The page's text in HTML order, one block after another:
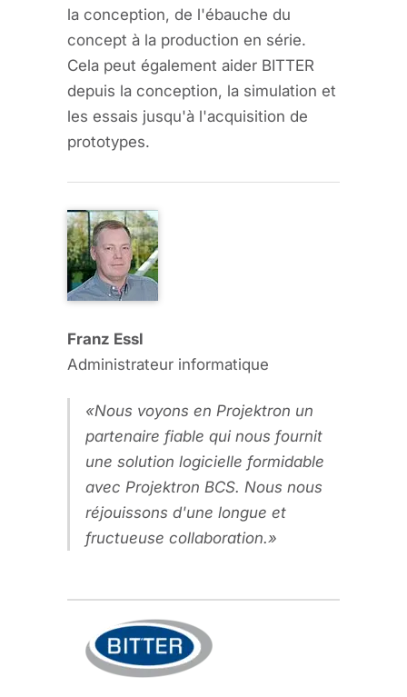
la conception, de l'ébauche du
concept à la production en série.
Cela peut également aider BITTER
depuis la conception, la simulation et
les essais jusqu'à l'acquisition de
prototypes.
Franz Essl
Administrateur informatique
Nous voyons en Projektron un
partenaire fiable qui nous fournit
une solution logicielle formidable
avec Projektron BCS. Nous nous
réjouissons d'une longue et
fructueuse collaboration.